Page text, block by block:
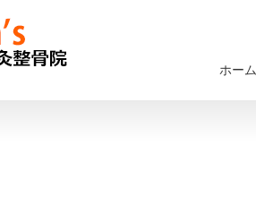
ホーム